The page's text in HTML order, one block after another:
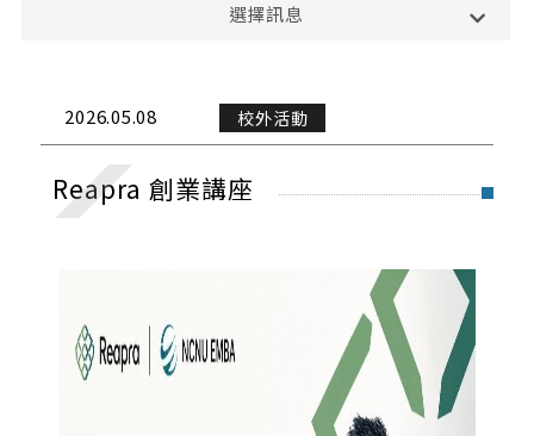
選擇訊息
獎學金公告
榮譽榜
2026.05.08 校外活動
Reapra 創業講座